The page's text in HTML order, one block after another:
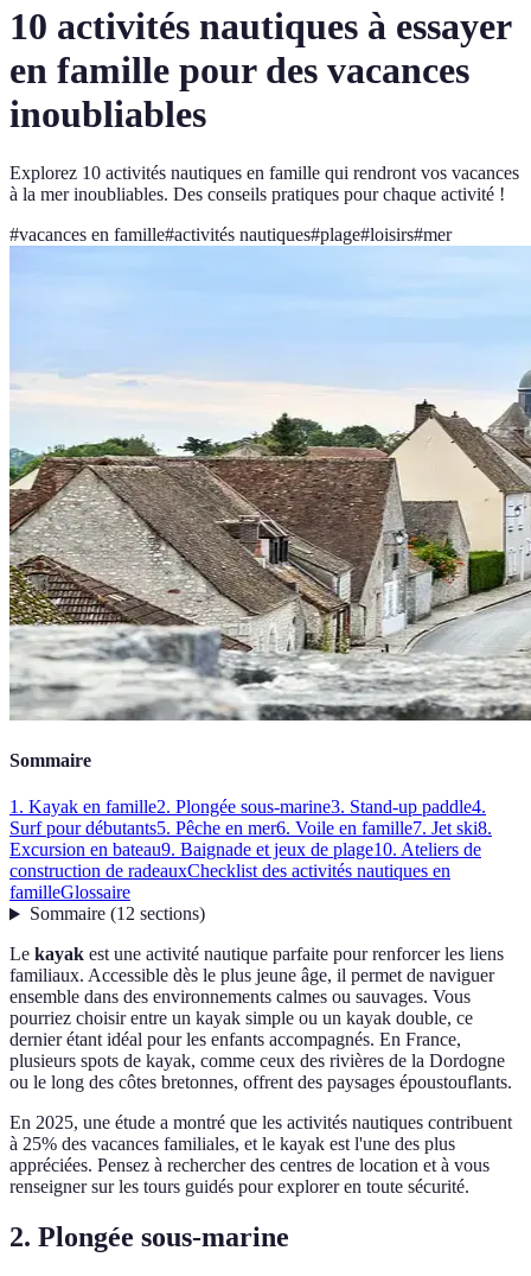
10 activités nautiques à essayer
en famille pour des vacances
inoubliables
Explorez 10 activités nautiques en famille qui rendront vos vacances
à la mer inoubliables. Des conseils pratiques pour chaque activité !
#vacances en famille#activités nautiques#plage#loisirs#mer
Sommaire
1. Kayak en famille2. Plongée sous-marine3. Stand-up paddle4.
Surf pour débutants5. Pêche en mer6. Voile en famille7. Jet ski8.
Excursion en bateau9. Baignade et jeux de plage10. Ateliers de
construction de radeauxChecklist des activités nautiques en
familleGlossaire
Sommaire(12 sections)
Le kayak est une activité nautique parfaite pour renforcer les liens
familiaux. Accessible dès le plus jeune âge, il permet de naviguer
ensemble dans des environnements calmes ou sauvages. Vous
pourriez choisir entre un kayak simple ou un kayak double, ce
dernier étant idéal pour les enfants accompagnés. En France,
plusieurs spots de kayak, comme ceux des rivières de la Dordogne
ou le long des côtes bretonnes, offrent des paysages époustouflants.
En 2025, une étude a montré que les activités nautiques contribuent
à 25% des vacances familiales, et le kayak est l'une des plus
appréciées. Pensez à rechercher des centres de location et à vous
renseigner sur les tours guidés pour explorer en toute sécurité.
2. Plongée sous-marine